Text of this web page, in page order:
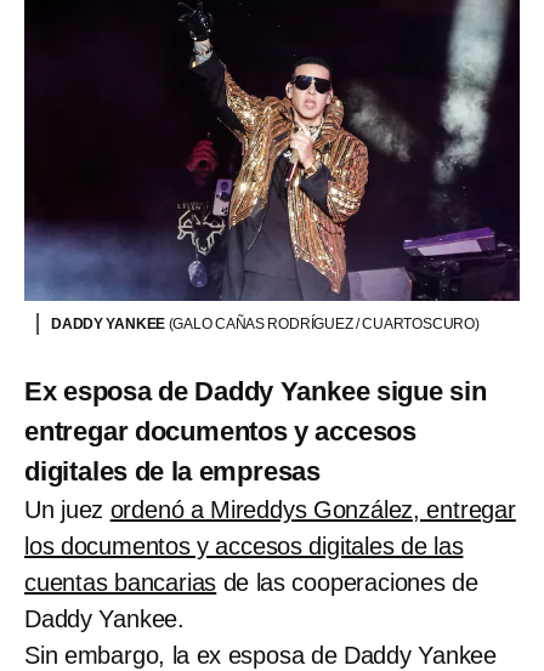
DADDY YANKEE (GALO CAÑAS RODRÍGUEZ / CUARTOSCURO)
Ex esposa de Daddy Yankee sigue sin
entregar documentos y accesos
digitales de la empresas
Un juez ordenó a Mireddys González, entregar
los documentos y accesos digitales de las
cuentas bancarias de las cooperaciones de
Daddy Yankee.
Sin embargo, la ex esposa de Daddy Yankee